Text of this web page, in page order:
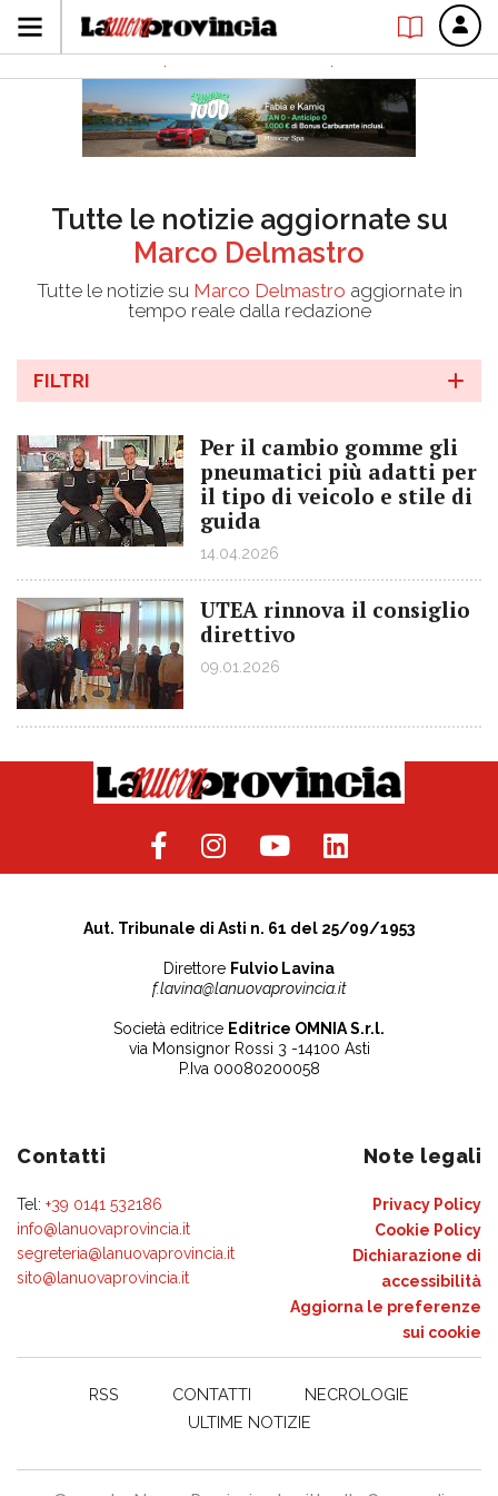
Tutte le notizie aggiornate su
Marco Delmastro
Tutte le notizie su Marco Delmastro aggiornate in
tempo reale dalla redazione
FILTRI
Per il cambio gomme gli
pneumatici più adatti per
il tipo di veicolo e stile di
guida
14.04.2026
UTEA rinnova il consiglio
direttivo
09.01.2026
Aut. Tribunale di Asti n. 61 del 25/09/1953
Direttore Fulvio Lavina
f.lavina@lanuovaprovincia.it
Società editrice Editrice OMNIA S.r.l.
via Monsignor Rossi 3 -14100 Asti
P.Iva 00080200058
Contatti
Tel: +39 0141 532186
info@lanuovaprovincia.it
segreteria@lanuovaprovincia.it
sito@lanuovaprovincia.it
Note legali
Privacy Policy
Cookie Policy
Dichiarazione di
accessibilità
Aggiorna le preferenze
sui cookie
RSS CONTATTI
NECROLOGIE
ULTIME NOTIZIE